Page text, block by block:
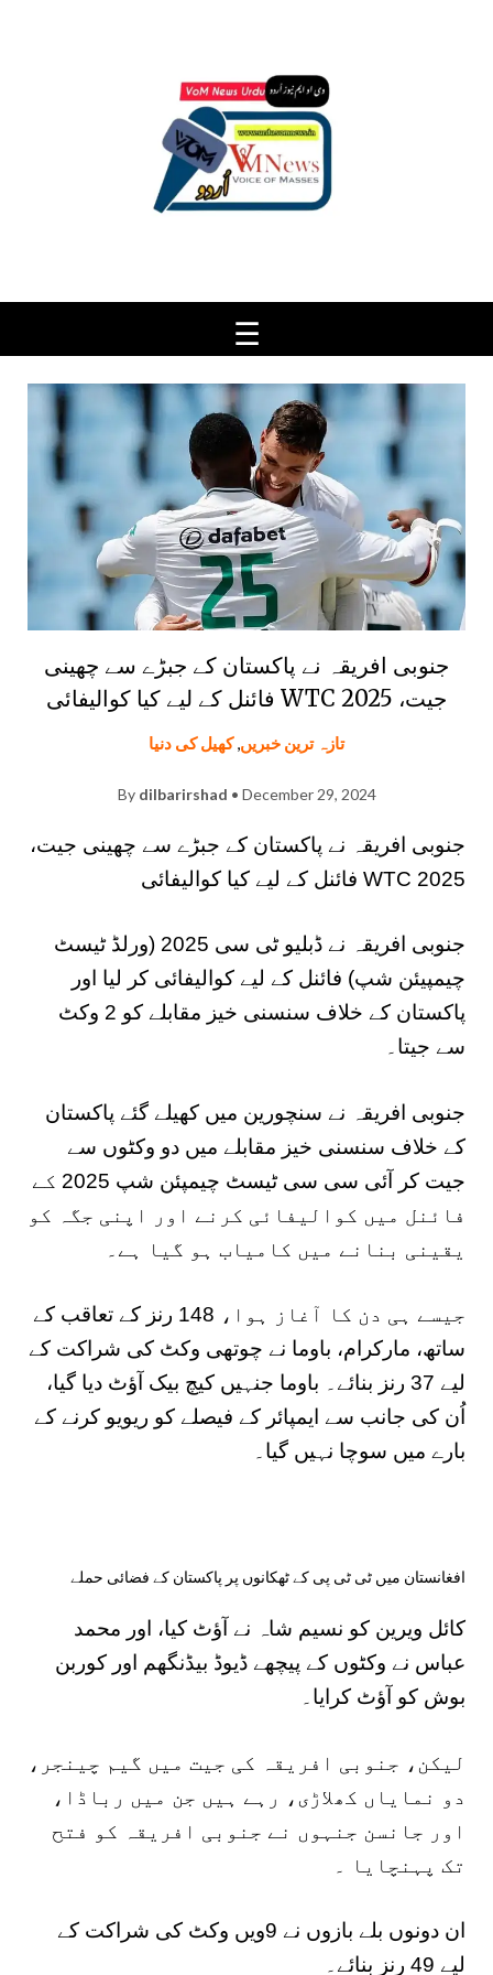
جنوبی افریقہ نے پاکستان کے جبڑے سے چھینی
جیت، WTC 2025 فائنل کے لیے کیا کوالیفائی
تازہ ترین خبریں,کھیل کی دنیا
By dilbarirshad • December 29, 2024
جنوبی افریقہ نے پاکستان کے جبڑے سے چھینی جیت،
WTC 2025 فائنل کے لیے کیا کوالیفائی
جنوبی افریقہ نے ڈبلیو ٹی سی 2025 (ورلڈ ٹیسٹ
چیمپیئن شپ) فائنل کے لیے کوالیفائی کر لیا اور
پاکستان کے خلاف سنسنی خیز مقابلے کو 2 وکٹ
سے جیتا۔
جنوبی افریقہ نے سنچورین میں کھیلے گئے پاکستان
کے خلاف سنسنی خیز مقابلے میں دو وکٹوں سے
جیت کر آئی سی سی ٹیسٹ چیمپئن شپ 2025 کے
فائنل میں کوالیفائی کرنے اور اپنی جگہ کو
یقینی بنانے میں کامیاب ہو گیا ہے۔
جیسے ہی دن کا آغاز ہوا، 148 رنز کے تعاقب کے
ساتھ، مارکرام، باوما نے چوتھی وکٹ کی شراکت کے
لیے 37 رنز بنائے۔ باوما جنہیں کیچ بیک آؤٹ دیا گیا،
اُن کی جانب سے ایمپائر کے فیصلے کو ریویو کرنے کے
بارے میں سوچا نہیں گیا۔
افغانستان میں ٹی ٹی پی کے ٹھکانوں پر پاکستان کے فضائی حملے
کائل ویرین کو نسیم شاہ نے آؤٹ کیا، اور محمد
عباس نے وکٹوں کے پیچھے ڈیوڈ بیڈنگھم اور کوربن
بوش کو آؤٹ کرایا۔
لیکن، جنوبی افریقہ کی جیت میں گیم چینجر،
دو نمایاں کھلاڑی، رہے ہیں جن میں رباڈا،
اور جانسن جنہوں نے جنوبی افریقہ کو فتح
تک پہنچایا ۔
ان دونوں بلے بازوں نے 9ویں وکٹ کی شراکت کے
لیے 49 رنز بنائے۔